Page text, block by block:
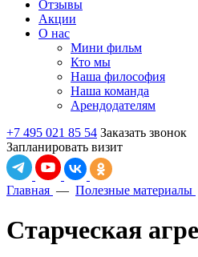
Отзывы
Акции
О нас
Мини фильм
Кто мы
Наша философия
Наша команда
Арендодателям
+7 495 021 85 54 Заказать звонок
Запланировать визит
Главная — Полезные материалы
Старческая